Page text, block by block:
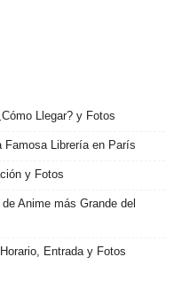
Llegar? y Fotos
Famosa Librería en París
y Fotos
Anime más Grande del
Entrada y Fotos